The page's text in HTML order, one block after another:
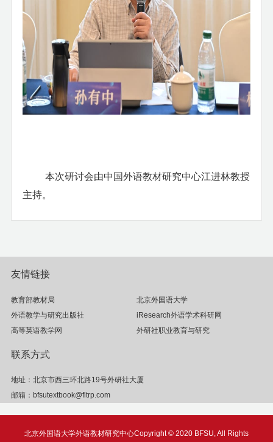
本次研讨会由中国外语教材研究中心江进林教授
主持。
友情链接
教育部教材局
北京外国语大学
外语教学与研究出版社
iResearch外语学术科研网
高等英语教学网
外研社职业教育与研究
联系方式
地址：北京市西三环北路19号外研社大厦
邮箱：bfsutextbook@fltrp.com
北京外国语大学外语教材研究中心Copyright © 2020 BFSU, All Rights